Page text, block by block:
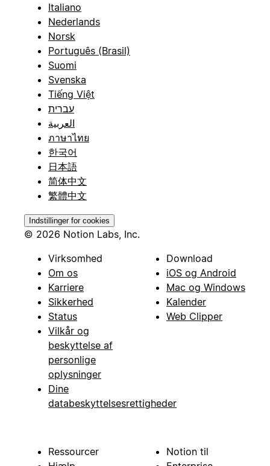
Italiano
Nederlands
Norsk
Português (Brasil)
Suomi
Svenska
Tiếng Việt
עברית
العربية
ภาษาไทย
한국어
日本語
简体中文
繁體中文
Indstillinger for cookies
© 2026 Notion Labs, Inc.
Virksomhed
Om os
Karriere
Sikkerhed
Status
Vilkår og
beskyttelse af
personlige
oplysninger
Dine
databeskyttelsesrettigheder
Download
iOS og Android
Mac og Windows
Kalender
Web Clipper
Ressourcer
Notion til